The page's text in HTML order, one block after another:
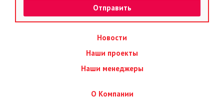
Новости
Наши проекты
Наши менеджеры
О Компании